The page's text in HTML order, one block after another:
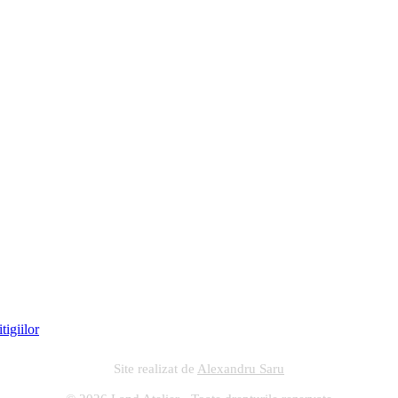
Site realizat de Alexandru Saru